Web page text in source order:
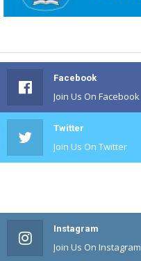
Facebook
Join Us On Facebook
Twitter
Join Us On Twitter
Instagram
Join Us On Instagram